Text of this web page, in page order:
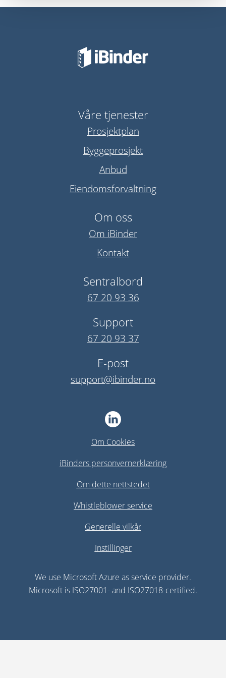
Våre tjenester
Prosjektplan
Byggeprosjekt
Anbud
Eiendomsforvaltning
Om oss
Om iBinder
Kontakt
Sentralbord
67 20 93 36
Support
67 20 93 37
E-post
support@ibinder.no
Om Cookies
iBinders personvernerklæring
Om dette nettstedet
Whistleblower service
Generelle vilkår
Instillinger
We use Microsoft Azure as service provider.
Microsoft is ISO27001- and ISO27018-certified.